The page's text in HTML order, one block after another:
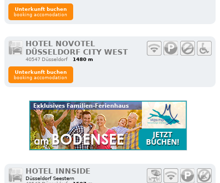
Unterkunft buchen
booking accomodation
HOTEL NOVOTEL
DÜSSELDORF CITY WEST
40547 Düsseldorf 1480 m
Unterkunft buchen
booking accomodation
HOTEL INNSIDE
Düsseldorf Seestern